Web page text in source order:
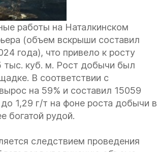
работы на Наталкинском
(объем вскрыши составил
года), что привело к росту
тыс. куб. м. Рост добычи был
В соответствии с
на 59% и составил 15059
1,29 г/т на фоне роста добычи в
богатой рудой.
следствием проведения